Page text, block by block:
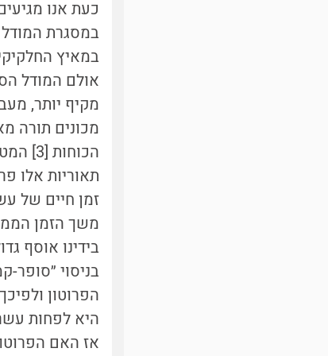
כעת אנו
במסגרת
במאיץ
אולם המודל
מקיף יותר,
תאוריות אלו
זמן חיים של
משך הזמן
בידינו אוסף
בניסוי
הפרוטון
היא לפחות
אז האם